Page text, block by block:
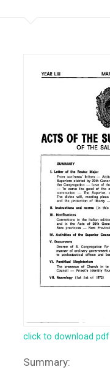
click to download pdf
Summary: